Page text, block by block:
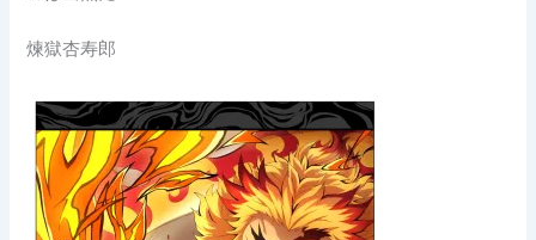
煉獄杏寿郎